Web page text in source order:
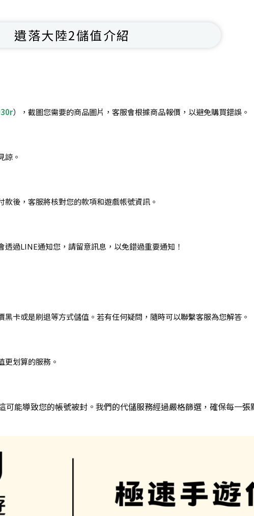
遺落大陸2儲值介紹
），截圖您需要的商品圖片，客服會根據商品報價，以避免購買錯誤。
諒。
後，客服將核對您的款項和遊戲帳號資訊。
過LINE通知您，請留意訊息，以免錯過重要通知！
卡或是刷退等方式儲值。若有任何疑問，隨時可以聯繫客服為您解答。
更划算的服務。
能導致您的帳號被封。我們的代儲服務經過嚴格篩選，確保每一張